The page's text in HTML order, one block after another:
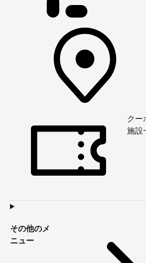
クー
施設
その他のメ
ニュー